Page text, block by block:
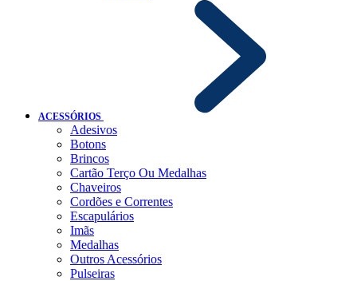
ACESSÓRIOS
Adesivos
Botons
Brincos
Cartão Terço Ou Medalhas
Chaveiros
Cordões e Correntes
Escapulários
Imãs
Medalhas
Outros Acessórios
Pulseiras